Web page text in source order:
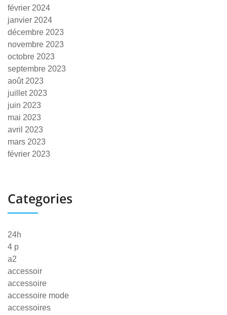
février 2024
janvier 2024
décembre 2023
novembre 2023
octobre 2023
septembre 2023
août 2023
juillet 2023
juin 2023
mai 2023
avril 2023
mars 2023
février 2023
Categories
24h
4 p
a2
accessoir
accessoire
accessoire mode
accessoires